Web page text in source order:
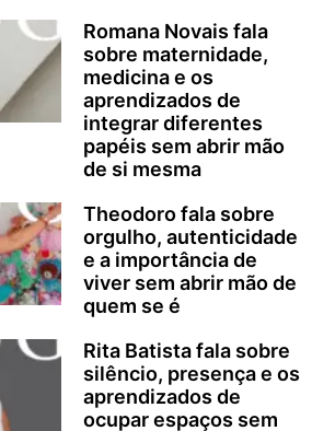
Romana Novais fala
sobre maternidade,
medicina e os
aprendizados de
integrar diferentes
papéis sem abrir mão
de si mesma
Theodoro fala sobre
orgulho, autenticidade
e a importância de
viver sem abrir mão de
quem se é
Rita Batista fala sobre
silêncio, presença e os
aprendizados de
ocupar espaços sem